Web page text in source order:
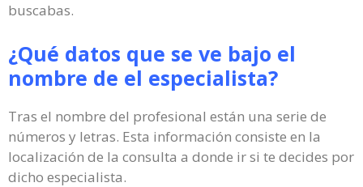
buscabas.
¿Qué datos que se ve bajo el
nombre de el especialista?
Tras el nombre del profesional están una serie de
números y letras. Esta información consiste en la
localización de la consulta a donde ir si te decides por
dicho especialista.